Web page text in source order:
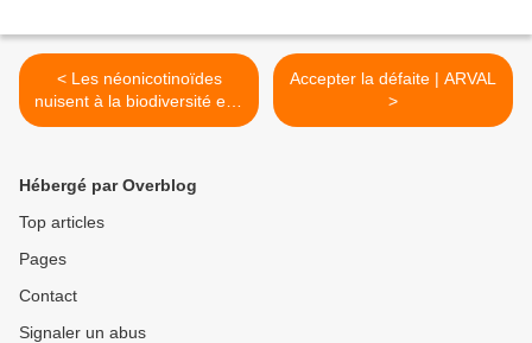
< Les néonicotinoïdes
nuisent à la biodiversité et à
l'humanité
Accepter la défaite | ARVAL
>
Hébergé par Overblog
Top articles
Pages
Contact
Signaler un abus